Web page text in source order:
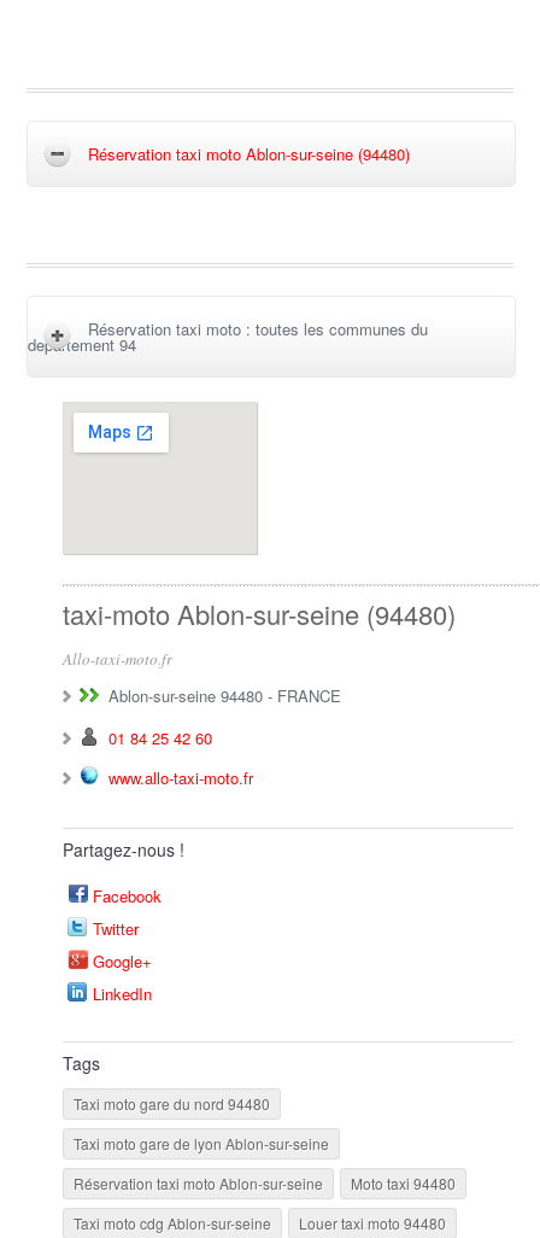
Réservation taxi moto Ablon-sur-seine (94480)
Réservation taxi moto : toutes les communes du
departement 94
taxi-moto Ablon-sur-seine (94480)
Allo-taxi-moto.fr
Ablon-sur-seine 94480 - FRANCE
01 84 25 42 60
www.allo-taxi-moto.fr
Partagez-nous !
Facebook
Twitter
Google+
LinkedIn
Tags
Taxi moto gare du nord 94480
Taxi moto gare de lyon Ablon-sur-seine
Réservation taxi moto Ablon-sur-seine
Moto taxi 94480
Taxi moto cdg Ablon-sur-seine
Louer taxi moto 94480